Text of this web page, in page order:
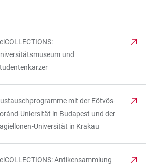
und
mit der Eötvös-
Uniersität in Budapest und der
Universität in Krakau
Antikensammlung